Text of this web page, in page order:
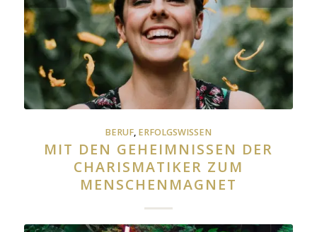
BERUF, ERFOLGSWISSEN
MIT DEN GEHEIMNISSEN DER
CHARISMATIKER ZUM
MENSCHENMAGNET